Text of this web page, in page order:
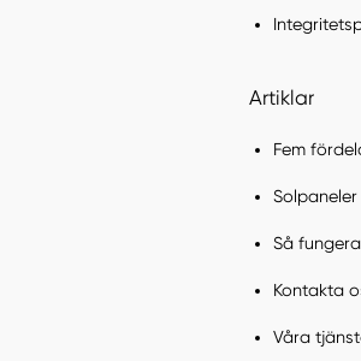
Artiklar
Fem
Så
Kontakta
Våra